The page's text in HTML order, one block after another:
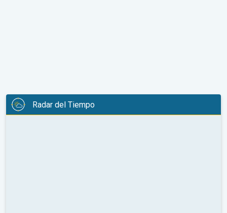
Radar del Tiempo